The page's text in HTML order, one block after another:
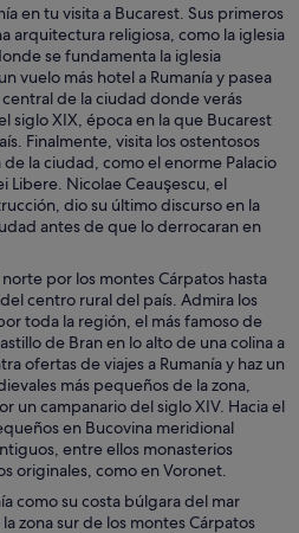
en tu visita a Bucarest. Sus primeros
arquitectura religiosa, como la iglesia
se fundamenta la iglesia
vuelo más hotel a Rumanía y pasea
de la ciudad donde verás
siglo XIX, época en la que Bucarest
Finalmente, visita los ostentosos
la ciudad, como el enorme Palacio
Libere. Nicolae Ceauşescu, el
dio su último discurso en la
antes de que lo derrocaran en
por los montes Cárpatos hasta
centro rural del país. Admira los
toda la región, el más famoso de
de Bran en lo alto de una colina a
ofertas de viajes a Rumanía y haz un
más pequeños de la zona,
un campanario del siglo XIV. Hacia el
en Bucovina meridional
entre ellos monasterios
originales, como en Voronet.
como su costa búlgara del mar
zona sur de los montes Cárpatos